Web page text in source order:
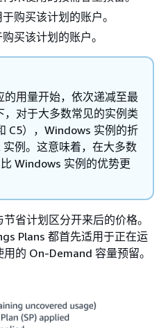
购买该计划的账户。
买该计划的账户。
的用量开始，依次递减至最
对于大多数常见的实例类
C5），Windows 实例的折
例。这意味着，在大多数
Windows 实例的优势更
省计划区分开来后的价格。
Plans 都首先适用于正在运
的 On-Demand 容量预留。